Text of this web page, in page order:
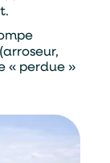
« perdue »